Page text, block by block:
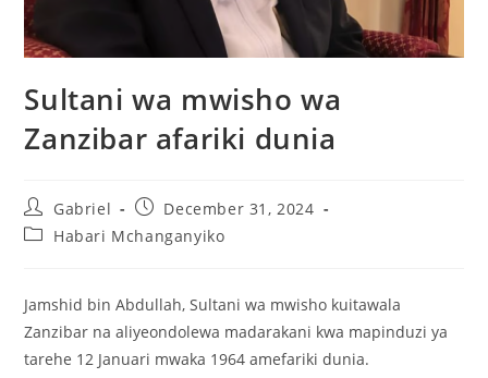
Sultani wa mwisho wa
Zanzibar afariki dunia
Gabriel
December 31, 2024
Habari Mchanganyiko
Jamshid bin Abdullah, Sultani wa mwisho kuitawala
Zanzibar na aliyeondolewa madarakani kwa mapinduzi ya
tarehe 12 Januari mwaka 1964 amefariki dunia.